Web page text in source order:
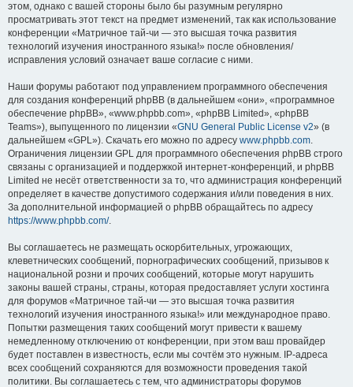
этом, однако с вашей стороны было бы разумным регулярно
просматривать этот текст на предмет изменений, так как использование
конференции «Матричное тай-чи — это высшая точка развития
технологий изучения иностранного языка!» после обновления/
исправления условий означает ваше согласие с ними.
Наши форумы работают под управлением программного обеспечения
для создания конференций phpBB (в дальнейшем «они», «программное
обеспечение phpBB», «www.phpbb.com», «phpBB Limited», «phpBB
Teams»), выпущенного по лицензии «GNU General Public License v2» (в
дальнейшем «GPL»). Скачать его можно по адресу www.phpbb.com.
Ограничения лицензии GPL для программного обеспечения phpBB строго
связаны с организацией и поддержкой интернет-конференций, и phpBB
Limited не несёт ответственности за то, что администрация конференций
определяет в качестве допустимого содержания и/или поведения в них.
За дополнительной информацией о phpBB обращайтесь по адресу
https://www.phpbb.com/.
Вы соглашаетесь не размещать оскорбительных, угрожающих,
клеветнических сообщений, порнографических сообщений, призывов к
национальной розни и прочих сообщений, которые могут нарушить
законы вашей страны, страны, которая предоставляет услуги хостинга
для форумов «Матричное тай-чи — это высшая точка развития
технологий изучения иностранного языка!» или международное право.
Попытки размещения таких сообщений могут привести к вашему
немедленному отключению от конференции, при этом ваш провайдер
будет поставлен в известность, если мы сочтём это нужным. IP-адреса
всех сообщений сохраняются для возможности проведения такой
политики. Вы соглашаетесь с тем, что администраторы форумов